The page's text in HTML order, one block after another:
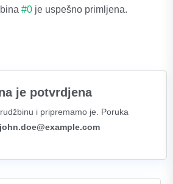
#0 je uspešno primljena.
je potvrdjena
i pripremamo je. Poruka
john.doe@example.com